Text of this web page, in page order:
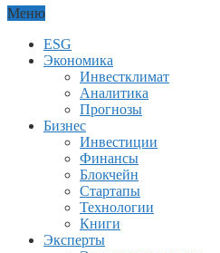
Меню
ESG
Экономика
Инвестклимат
Аналитика
Прогнозы
Бизнес
Инвестиции
Финансы
Блокчейн
Стартапы
Технологии
Книги
Эксперты